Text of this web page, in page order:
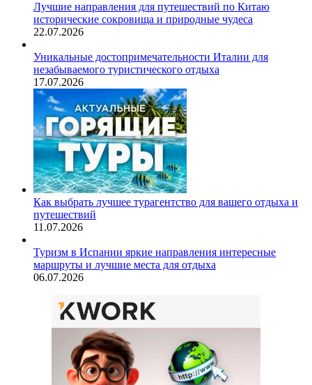
Лучшие направления для путешествий по Китаю
исторические сокровища и природные чудеса
22.07.2026
Уникальные достопримечательности Италии для
незабываемого туристического отдыха
17.07.2026
Как выбрать лучшее турагентство для вашего отдыха и
путешествий
11.07.2026
Туризм в Испании яркие направления интересные
маршруты и лучшие места для отдыха
06.07.2026